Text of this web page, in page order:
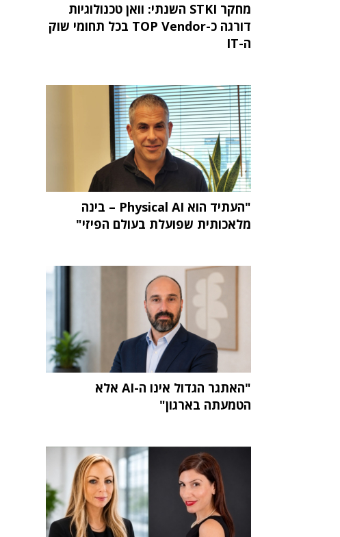
מחקר STKI השנתי: וואן טכנולוגיות
דורגה כ-TOP Vendor בכל תחומי שוק
ה-IT
"העתיד הוא Physical AI – בינה
מלאכותית שפועלת בעולם הפיזי"
"האתגר הגדול אינו ה-AI אלא
הטמעתה בארגון"